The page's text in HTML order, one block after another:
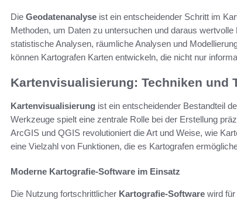
Die Geodatenanalyse ist ein entscheidender Schritt im
Methoden, um Daten zu untersuchen und daraus
statistische Analysen, räumliche Analysen und
können Kartografen Karten entwickeln, die nicht nur
Kartenvisualisierung: Techniken und
Kartenvisualisierung ist ein entscheidender Bestandteil
Werkzeuge spielt eine zentrale Rolle bei der Erstellung
ArcGIS und QGIS revolutioniert die Art und Weise, wie
eine Vielzahl von Funktionen, die es Kartografen
Moderne Kartografie-Software im Einsatz
Die Nutzung fortschrittlicher Kartografie-Software wird